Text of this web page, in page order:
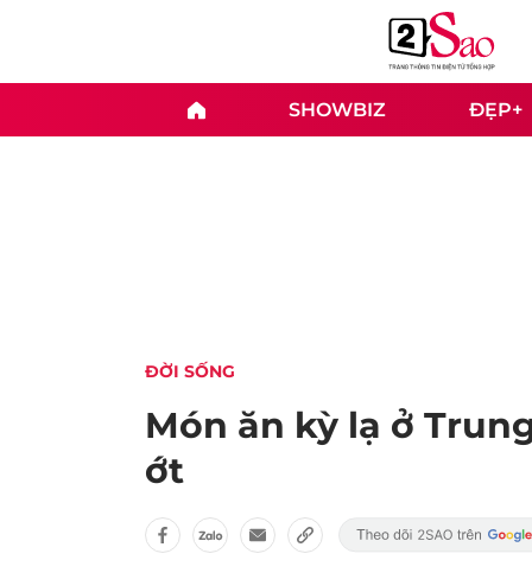
SHOWBIZ ĐẸP+
ĐỜI SỐNG
Món ăn kỳ lạ ở
ớt